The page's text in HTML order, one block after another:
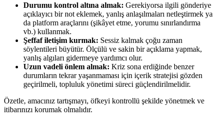
Durumu kontrol altına almak: Gerekiyorsa ilgili gönderiye
açıklayıcı bir not eklemek, yanlış anlaşılmaları netleştirmek ya
da platform araçlarını (şikâyet etme, yorumu sınırlandırma
vb.) kullanmak.
Şeffaf iletişim kurmak: Sessiz kalmak çoğu zaman
söylentileri büyütür. Ölçülü ve sakin bir açıklama yapmak,
yanlış algıları gidermeye yardımcı olur.
Uzun vadeli önlem almak: Kriz sona erdiğinde benzer
durumların tekrar yaşanmaması için içerik stratejisi gözden
geçirilmeli, topluluk yönetimi süreci güçlendirilmelidir.
Özetle, amacınız tartışmayı, öfkeyi kontrollü şekilde yönetmek ve
itibarınızı korumak olmalıdır.